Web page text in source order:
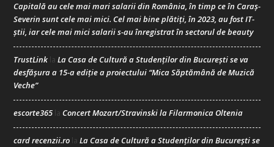
Capitală au cele mai mari salarii din România, în timp ce în Caraș-
Severin sunt cele mai mici. Cel mai bine plătiți, în 2023, au fost IT-
știi, iar cele mai mici salarii s-au înregistrat în sectorul de beauty
TrustLink la La Casa de Cultură a Studenților din București se va
desfășura a 15-a ediție a proiectului “Mica Săptămână de Muzică
Veche”
escorte365 la Concert Mozart/Stravinski la Filarmonica Oltenia
card recenzii.ro la La Casa de Cultură a Studenților din București se